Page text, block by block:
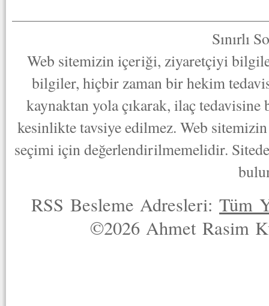
Sınırlı
Web sitemizin içeriği, ziyaretçiyi
bilgiler, hiçbir zaman bir hekim
kaynaktan yola çıkarak, ilaç
kesinlikte tavsiye edilmez. Web
seçimi için değerlendirilmemelidir.
RSS Besleme Adresleri:Tüm
©2026 Ahmet Rasim